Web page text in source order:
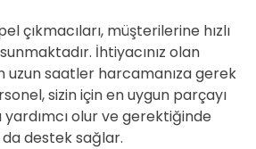
çıkmacıları, müşterilerine hızlı
İhtiyacınız olan
uzun saatler harcamanıza gerek
sizin için en uygun parçayı
olur ve gerektiğinde
destek sağlar.